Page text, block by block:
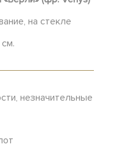
на стекле
незначительные